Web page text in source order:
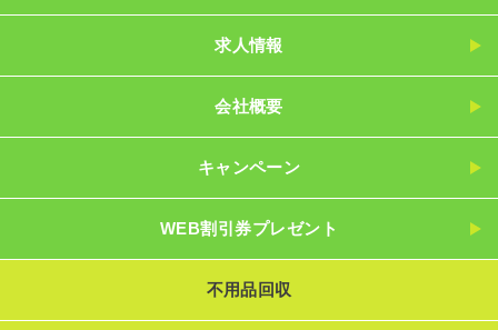
求人情報
会社概要
キャンペーン
WEB割引券プレゼント
不用品回収